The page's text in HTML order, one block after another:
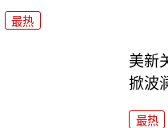
最热
美新
掀波
最热